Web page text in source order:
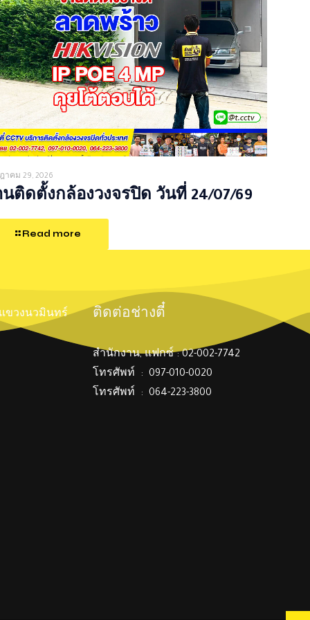
าคม 29, 2026
นติดตั้งกล้องวงจรปิด วันที่ 24/07/69
Read more
แขวงนวมินทร์ ติดต่อช่างตี๋
สำนักงาน, แฟกซ์ : 02-002-7742
โทรศัพท์ : 097-010-0020
โทรศัพท์ : 064-223-3800